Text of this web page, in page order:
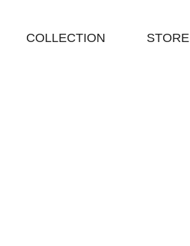
COLLECTION STORE